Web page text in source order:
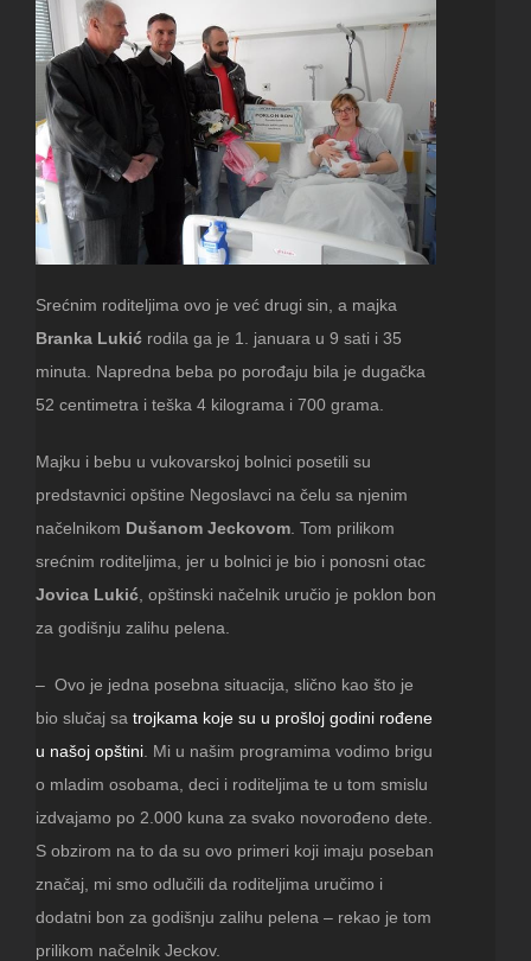
Srećnim roditeljima ovo je već drugi sin, a majka
Branka Lukić rodila ga je 1. januara u 9 sati i 35
minuta. Napredna beba po porođaju bila je dugačka
52 centimetra i teška 4 kilograma i 700 grama.
Majku i bebu u vukovarskoj bolnici posetili su
predstavnici opštine Negoslavci na čelu sa njenim
načelnikom Dušanom Jeckovom . Tom prilikom
srećnim roditeljima, jer u bolnici je bio i ponosni otac
Jovica Lukić , opštinski načelnik uručio je poklon bon
za godišnju zalihu pelena.
– Ovo je jedna posebna situacija, slično kao što je
bio slučaj sa trojkama koje su u prošloj godini rođene
u našoj opštini . Mi u našim programima vodimo brigu
o mladim osobama, deci i roditeljima te u tom smislu
izdvajamo po 2.000 kuna za svako novorođeno dete.
S obzirom na to da su ovo primeri koji imaju poseban
značaj, mi smo odlučili da roditeljima uručimo i
dodatni bon za godišnju zalihu pelena – rekao je tom
prilikom načelnik Jeckov.